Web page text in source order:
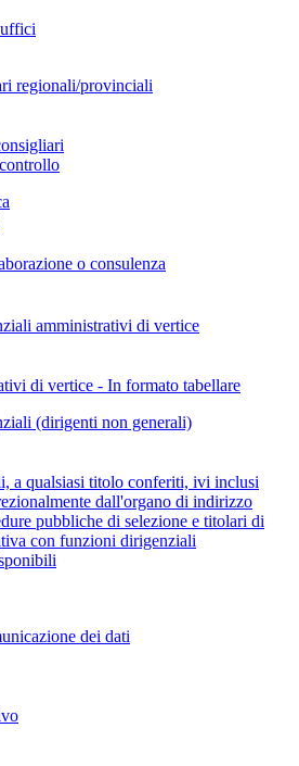
regionali/provinciali
o consulenza
amministrativi di vertice
di vertice - In formato tabellare
(dirigenti non generali)
a qualsiasi titolo conferiti, ivi inclusi
dall'organo di indirizzo
pubbliche di selezione e titolari di
con funzioni dirigenziali
dei dati